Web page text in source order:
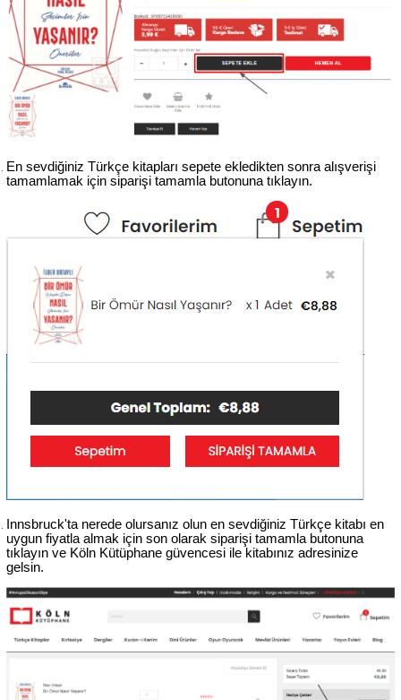
En sevdiğiniz Türkçe kitapları sepete ekledikten sonra alışverişi
tamamlamak için siparişi tamamla butonuna tıklayın.
Innsbruck'ta nerede olursanız olun en sevdiğiniz Türkçe kitabı en
uygun fiyatla almak için son olarak siparişi tamamla butonuna
tıklayın ve Köln Kütüphane güvencesi ile kitabınız adresinize
gelsin.